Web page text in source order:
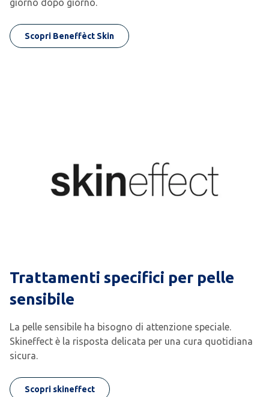
giorno dopo giorno.
Scopri Beneffèct Skin
Trattamenti specifici per pelle
sensibile
La pelle sensibile ha bisogno di attenzione speciale.
Skineffect è la risposta delicata per una cura quotidiana
sicura.
Scopri skineffect